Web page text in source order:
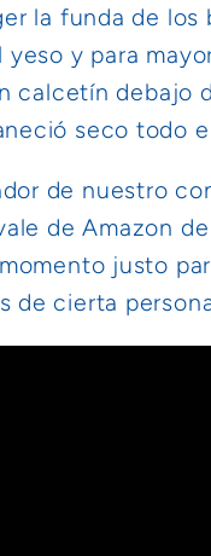
la funda de los
yeso y para
calcetín debajo
seco todo
de nuestro
de Amazon
justo
de cierta